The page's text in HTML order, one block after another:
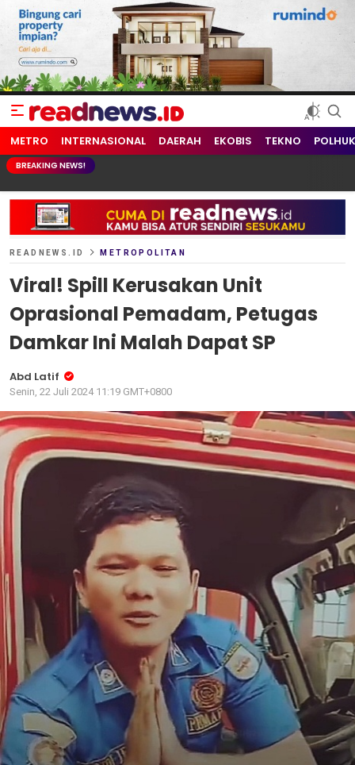
readnews.id
Berita Terkini, Update Terbaru Hari ini dari Indonesia dan Dunia
METRO INTERNASIONAL DAERAH EKOBIS TEKNO
BREAKING NEWS!
READNEWS.ID METROPOLITAN
Viral! Spill Kerusakan Unit
Oprasional Pemadam, Petugas
Damkar Ini Malah Dapat SP
Abd Latif
Senin, 22 Juli 2024 11:19 GMT+0800